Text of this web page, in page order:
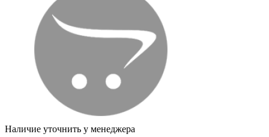
Наличие уточнить у менеджера